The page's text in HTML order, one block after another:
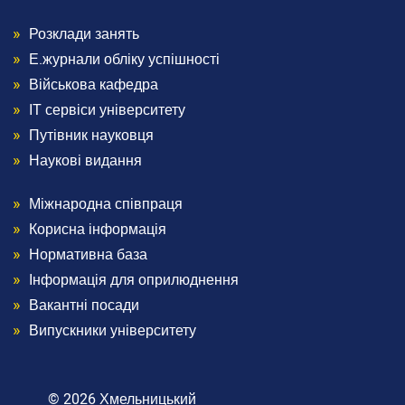
Шаблони документів наукової звітності
Наукова звітність
Співробітництво
Міжнародне співробітництво
Договори про співробітництво
Рада роботодавців
Грантова діяльність
Співпраця з Національної академією правових наук
України
Дистанційне середовище
Menu
Footer
3
Розклади занять
Е.журнали обліку успішності
Військова кафедра
ІТ сервіси університету
Путівник науковця
Наукові видання
Menu
Footer
4
Міжнародна співпраця
Корисна інформація
Нормативна база
Інформація для оприлюднення
Вакантні посади
Випускники університету
© 2026 Хмельницький